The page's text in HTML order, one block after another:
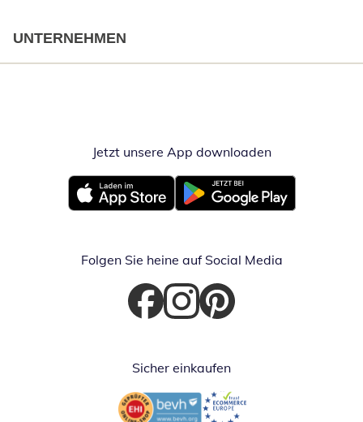
UNTERNEHMEN
Jetzt unsere App downloadenÖffnet in
Öffnet in neuem FensterÖffnet in neuem Fenster
Folgen Sie heine auf Social Media
Öffnet in neuem Fenster
Öffnet in neuem Fenster
Öffnet in neuem Fenster
Sicher einkaufen